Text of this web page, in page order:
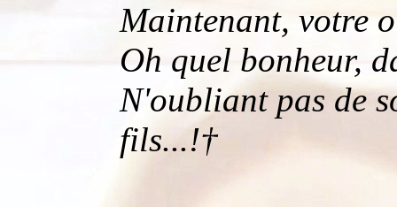
Maintenant, votre
Oh quel bonheur,
N'oubliant pas de
fils...!†